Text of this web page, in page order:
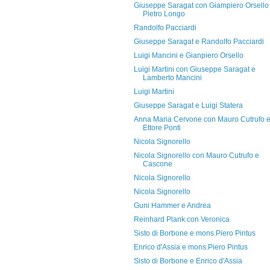
Giuseppe Saragat con Giampiero Orsello
Pietro Longo
Randolfo Pacciardi
Giuseppe Saragat e Randolfo Pacciardi
Luigi Mancini e Gianpiero Orsello
Luigi Martini con Giuseppe Saragat e
Lamberto Mancini
Luigi Martini
Giuseppe Saragat e Luigi Statera
Anna Maria Cervone con Mauro Cutrufo e
Ettore Ponti
Nicola Signorello
Nicola Signorello con Mauro Cutrufo e
Cascone
Nicola Signorello
Nicola Signorello
Guni Hammer e Andrea
Reinhard Plank con Veronica
Sisto di Borbone e mons.Piero Pintus
Enrico d'Assia e mons.Piero Pintus
Sisto di Borbone e Enrico d'Assia